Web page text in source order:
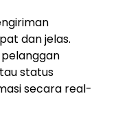
dan jelas.
status
secara real-